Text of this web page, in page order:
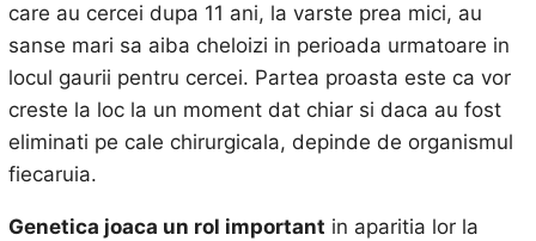
care au cercei dupa 11 ani, la varste prea mici, au
sanse mari sa aiba cheloizi in perioada urmatoare in
locul gaurii pentru cercei. Partea proasta este ca vor
creste la loc la un moment dat chiar si daca au fost
eliminati pe cale chirurgicala, depinde de organismul
fiecaruia.
Genetica joaca un rol important in aparitia lor la